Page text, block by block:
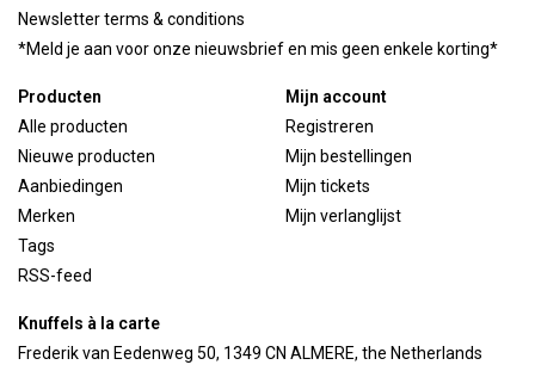
Newsletter terms & conditions
*Meld je aan voor onze nieuwsbrief en mis geen enkele korting*
Producten
Alle producten
Nieuwe producten
Aanbiedingen
Merken
Tags
RSS-feed
Mijn account
Registreren
Mijn bestellingen
Mijn tickets
Mijn verlanglijst
Knuffels à la carte
Frederik van Eedenweg 50, 1349 CN ALMERE, the Netherlands